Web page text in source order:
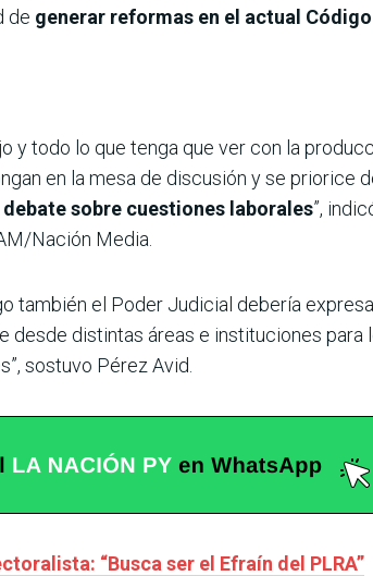
de generar reformas en el actual Código
y todo lo que tenga que ver con la
en la mesa de discusión y se priorice
debate sobre cuestiones laborales”,
Nación Media.
también el Poder Judicial debería
distintas áreas e instituciones para
sostuvo Pérez Avid.
“Busca ser el Efraín del PLRA”